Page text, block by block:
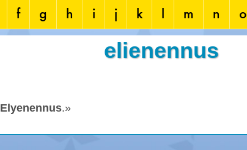
f g h i j k l m n o
elienennus
Elyenennus.»